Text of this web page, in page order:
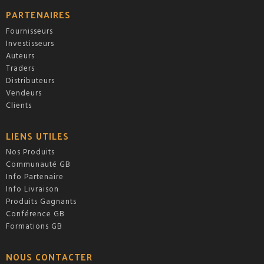
PARTENAIRES
Fournisseurs
Investisseurs
Auteurs
Traders
Distributeurs
Vendeurs
Clients
LIENS UTILES
Nos Produits
Communauté GB
Info Partenaire
Info Livraison
Produits Gagnants
Conférence GB
Formations GB
NOUS CONTACTER